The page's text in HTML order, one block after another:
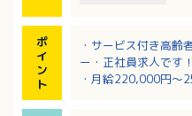
ポ
イ
ン
ト
・サービス付き高齢
ー・正社員求人です！
・月給220,000円～